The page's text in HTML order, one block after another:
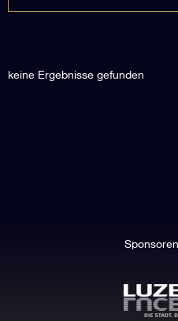
keine Ergebnisse gefunden